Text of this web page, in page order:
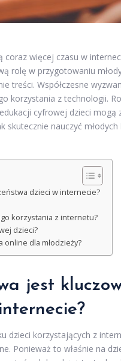
więcej czasu w
rolę w przygotowaniu
treści. Współczesne
korzystania z technologii.
cyfrowej dzieci mogą
nauczyć
dzieci w internecie?
korzystania z internetu?
dzieci?
dla młodzieży?
jest
dzieci korzystających z
Ponieważ to właśnie na